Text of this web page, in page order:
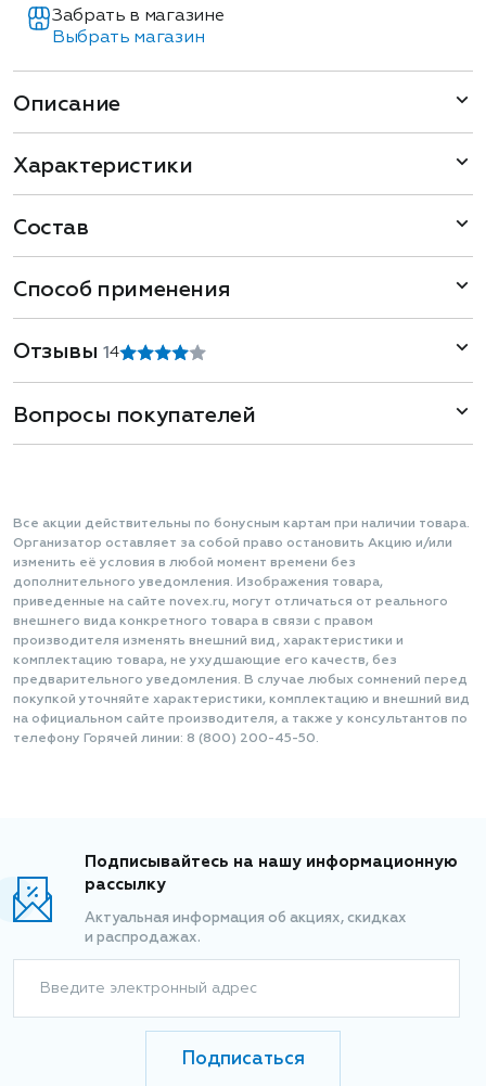
Забрать в магазине
Выбрать магазин
Описание
Характеристики
Состав
Способ применения
Отзывы1 4
Вопросы покупателей
Все акции действительны по бонусным картам при наличии товара.
Организатор оставляет за собой право остановить Акцию и/или
изменить её условия в любой момент времени без
дополнительного уведомления. Изображения товара,
приведенные на сайте novex.ru, могут отличаться от реального
внешнего вида конкретного товара в связи с правом
производителя изменять внешний вид, характеристики и
комплектацию товара, не ухудшающие его качеств, без
предварительного уведомления. В случае любых сомнений перед
покупкой уточняйте характеристики, комплектацию и внешний вид
на официальном сайте производителя, а также у консультантов по
телефону Горячей линии: 8 (800) 200-45-50.
Подписывайтесь на нашу информационную
рассылку
Актуальная информация об акциях, скидках
и распродажах.
Введите электронный адрес
Подписаться